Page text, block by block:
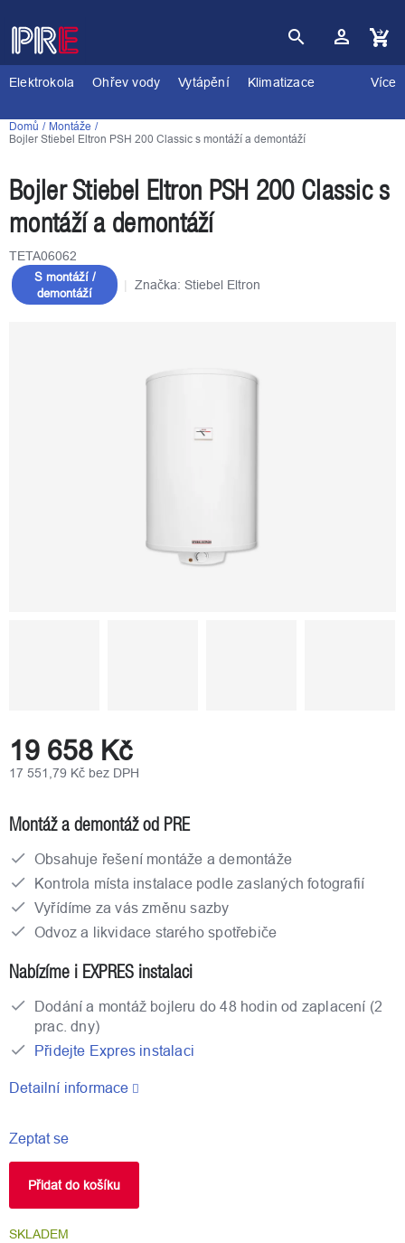
na
obsah
Nákupní
košík
Elektrokola
Ohřev vody Vytápění Klimatizace Více
Domů
Montáže
Bojler Stiebel Eltron PSH 200 Classic s montáží a demontáží
Bojler Stiebel Eltron PSH 200 Classic s
montáží a demontáží
TETA06062
S montáží /
demontáží
Značka: Stiebel Eltron
19 658 Kč
17 551,79 Kč bez DPH
SKLADEM
Přidat do košíku
Montáž a demontáž od PRE
Obsahuje řešení montáže a demontáže
Kontrola místa instalace podle zaslaných fotografií
Vyřídíme za vás změnu sazby
Odvoz a likvidace starého spotřebiče
Nabízíme i EXPRES instalaci
Dodání a montáž bojleru do 48 hodin od zaplacení (2
prac. dny)
Přidejte Expres instalaci
Detailní informace
Zeptat se